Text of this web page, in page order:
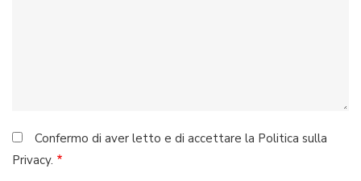
Confermo di aver letto e di accettare la Politica sulla
Privacy.